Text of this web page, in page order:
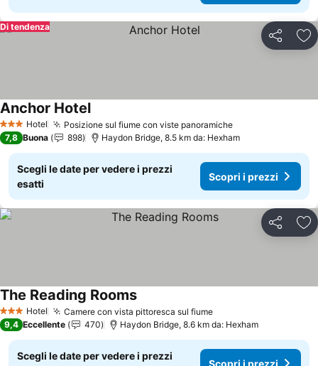
Condividi
Di tendenza
3 StelleHotel Posizione sul fiume con viste panoramiche
Anchor Hotel
7,8 Buona 898 Haydon Bridge, 8.5 km da: Hexham
Scegli le date per vedere i prezzi
esatti
Scopri i prezzi
Condividi
3 StelleHotel Camere con vista pittoresca sul fiume
The Reading Rooms
9,4 Eccellente 470 Haydon Bridge, 8.6 km da: Hexham
Scegli le date per vedere i prezzi
Scopri i prezzi